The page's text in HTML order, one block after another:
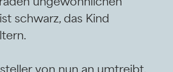
schwarz, das Kind
von nun an umtreibt,